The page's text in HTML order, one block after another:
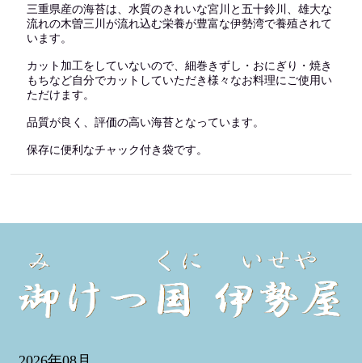
三重県産の海苔は、水質のきれいな宮川と五十鈴川、雄大な
流れの木曽三川が流れ込む栄養が豊富な伊勢湾で養殖されて
います。
カット加工をしていないので、細巻きずし・おにぎり・焼き
もちなど自分でカットしていただき様々なお料理にご使用い
ただけます。
品質が良く、評価の高い海苔となっています。
保存に便利なチャック付き袋です。